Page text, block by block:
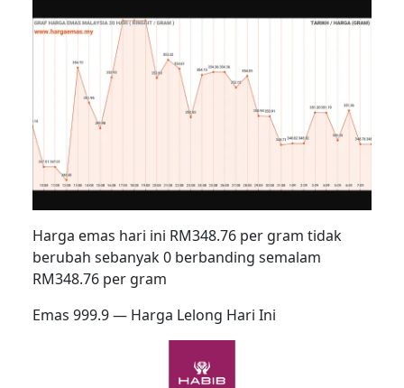
Harga emas hari ini RM348.76 per gram tidak
berubah sebanyak 0 berbanding semalam
RM348.76 per gram
Emas 999.9 — Harga Lelong Hari Ini